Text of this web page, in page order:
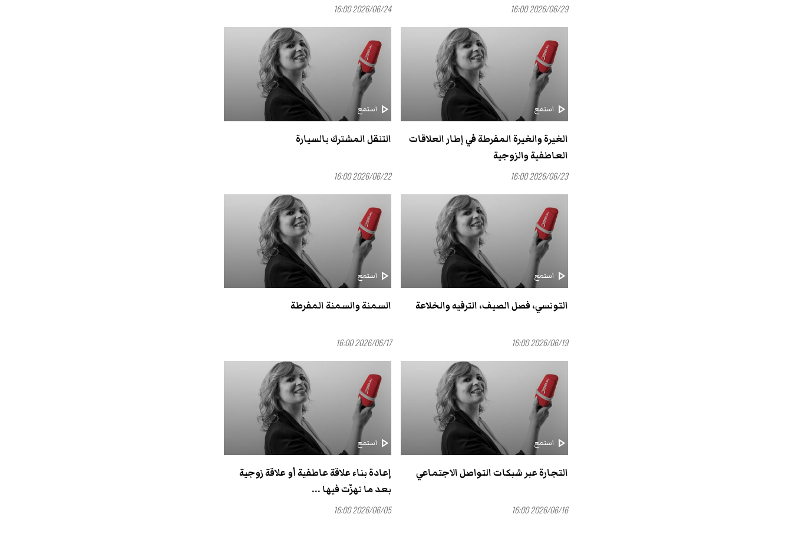
2026/06/29 16:00
2026/06/24 16:00
play_arrow استمع
الغيرة والغيرة المفرطة في إطار العلاقات
العاطفية والزوجية
2026/06/23 16:00
play_arrow استمع
التنقل المشترك بالسيارة
2026/06/22 16:00
play_arrow استمع
التونسي، فصل الصيف، الترفيه والخلاعة
2026/06/19 16:00
play_arrow استمع
السمنة والسمنة المفرطة
2026/06/17 16:00
play_arrow استمع
التجارة عبر شبكات التواصل الاجتماعي
2026/06/16 16:00
play_arrow استمع
إعادة بناء علاقة عاطفية أو علاقة زوجية
بعد ما تهزّت فيها ...
2026/06/05 16:00